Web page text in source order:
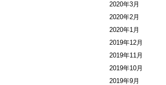
2020年3月
2020年2月
2020年1月
2019年12月
2019年11月
2019年10月
2019年9月